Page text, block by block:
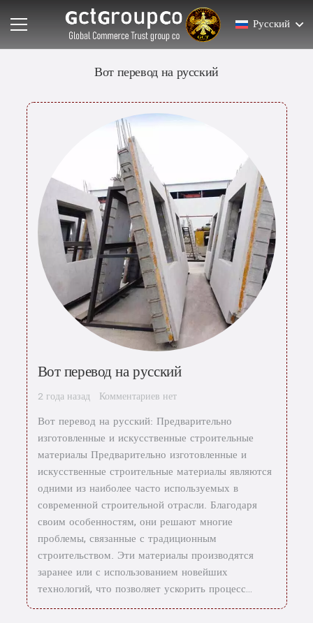
Русский
Вот перевод на русский
Вот перевод на русский
2 года назад Комментариев нет
Вот перевод на русский: Предварительно
изготовленные и искусственные строительные
материалы Предварительно изготовленные и
искусственные строительные материалы являются
одними из наиболее часто используемых в
современной строительной отрасли. Благодаря
своим особенностям, они решают многие
проблемы, связанные с традиционным
строительством. Эти материалы производятся
заранее или с использованием новейших
технологий, что позволяет ускорить процесс…